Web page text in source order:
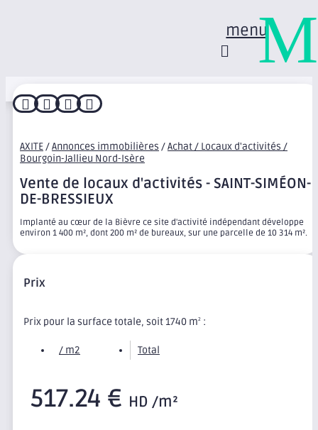
menu
   
AXITE/Annonces immobilières /Achat / Locaux d'activités /
Bourgoin-Jallieu Nord-Isère
Vente de locaux d'activités - SAINT-SIMÉON-
DE-BRESSIEUX
Implanté au cœur de la Bièvre ce site d'activité indépendant développe
environ 1 400 m², dont 200 m² de bureaux, sur une parcelle de 10 314 m².
Prix
Prix pour la surface totale, soit 1740 m2 :
/ m2 Total
517.24 € HD /m²
M